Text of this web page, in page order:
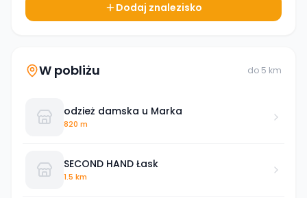
Dodaj znalezisko
W pobliżu do 5 km
odzież damska u Marka
820 m
SECOND HAND Łask
1.5 km